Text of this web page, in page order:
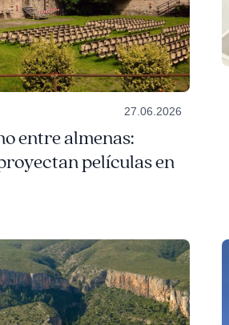
27.06.2026
entre almenas:
películas en